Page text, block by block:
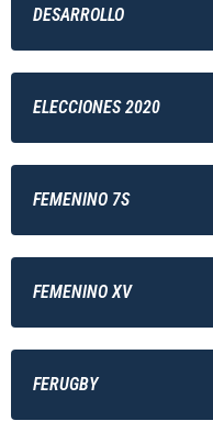
DESARROLLO
ELECCIONES 2020
FEMENINO 7S
FEMENINO XV
FERUGBY